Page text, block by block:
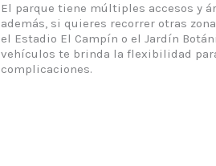
El parque tiene múltiples accesos y
además, si quieres recorrer otras
el Estadio El Campín o el Jardín
vehículos te brinda la flexibilidad
complicaciones.